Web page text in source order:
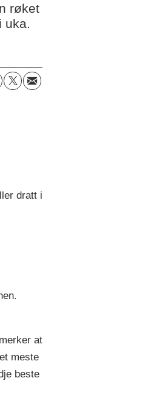
røket
uka.
dratt i
at
meste
beste